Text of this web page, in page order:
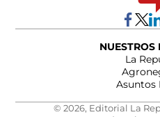
NUESTROS
La
Asuntos
© 2026, Editorial La